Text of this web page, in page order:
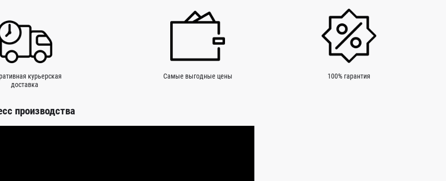
курьерская
доставка
Самые выгодные цены 100% гарантия
производства